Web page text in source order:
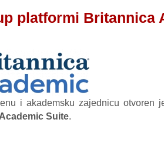
platformi Britannica
i akademsku zajednicu otvoren
Suite.